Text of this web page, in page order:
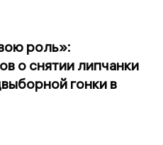
роль»:
о снятии липчанки
гонки в